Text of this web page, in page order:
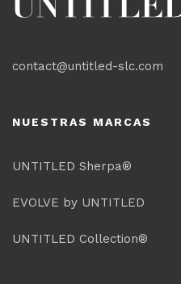
contact@untitled-slc.com
NUESTRAS MARCAS
UNTITLED Sherpa®
EVOLVE by UNTITLED
UNTITLED Collection®